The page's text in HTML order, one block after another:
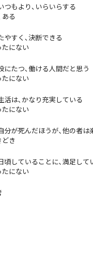
つもより、いらいらする
ある
やすく、決断できる
たにない
にたつ、働ける人間だと思う
たにない
活は、かなり充実している
たにない
分が死んだほうが、他の者
どき
頃していることに、満足して
たにない